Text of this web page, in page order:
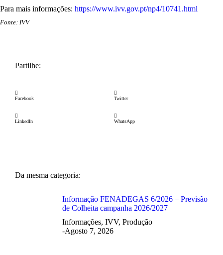
Para mais informações: https://www.ivv.gov.pt/np4/10741.html
Fonte: IVV
Partilhe:
Facebook Twitter
LinkedIn WhatsApp
Da mesma categoria:
Informação FENADEGAS 6/2026 – Previsão
de Colheita campanha 2026/2027
Informações, IVV, Produção
Agosto 7, 2026